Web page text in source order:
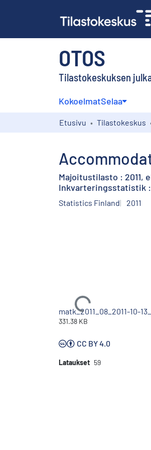
OTOS
Tilastokeskuksen
KokoelmatSelaa
Etusivu Tilastokeskus
Majoitustilasto : 2011,
Inkvarteringsstatistik :
Statistics Finland 2011
Ladataan...
matk_2011_08_2011-10-
331.38 KB
CC BY 4.0
Lataukset 59